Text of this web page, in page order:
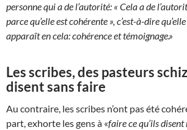
personne qui a de l’autorité: « Cela a de
parce qu’elle est cohérente », c’est-à-dire
apparaît en cela: cohérence et témoignage.»
Les scribes, des pasteurs
disent sans faire
Au contraire, les scribes n’ont pas été
part, exhorte les gens à «faire ce qu’ils disent